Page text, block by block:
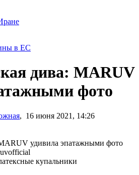
в ЕС
дива: MARUV
фото
, 16 июня 2021, 14:26
купальники